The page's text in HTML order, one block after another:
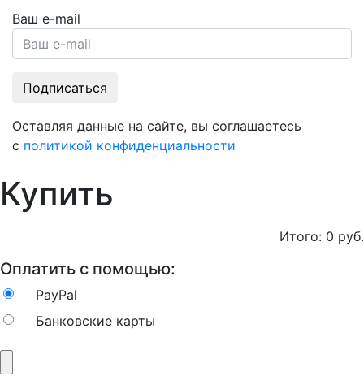
Ваш e-mail
Оставляя данные на сайте, вы соглашаетесь
с политикой конфиденциальности
Купить
Итого: 0 руб.
Оплатить с помощью:
PayPal
Банковские карты